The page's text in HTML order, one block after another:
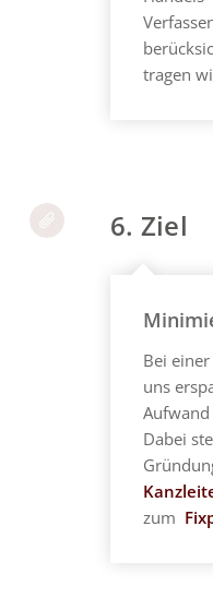
tragen
6. Ziel
Bei
uns
Aufwand
Dabei
zum